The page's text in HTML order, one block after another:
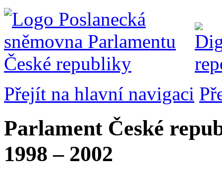
Přejít na hlavní navigaci
Parlament České
1998 – 2002